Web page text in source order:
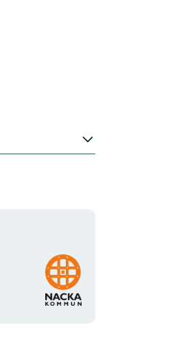
Organisationens
logotyp